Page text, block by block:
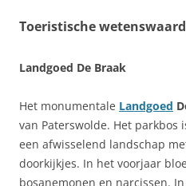
Toeristische
Landgoed De Braak
Het monumentale Landgoed
van Paterswolde. Het
een afwisselend landschap
doorkijkjes. In het voorjaar
bosanemonen en narcissen.